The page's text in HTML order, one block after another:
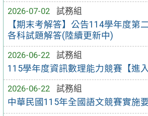
2026-07-02
試務組
【期末考解答】公告114學年度第
各科試題解答(陸續更新中)
2026-06-22
試務組
115學年度資訊數理能力競賽【進
2026-06-22
試務組
中華民國115年全國語文競賽實施